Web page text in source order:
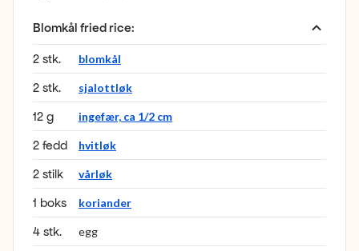
Blomkål fried rice:
2 stk. blomkål
2 stk. sjalottløk
12 g ingefær, ca 1/2 cm
2 fedd hvitløk
2 stilk vårløk
1 boks koriander
4 stk. egg